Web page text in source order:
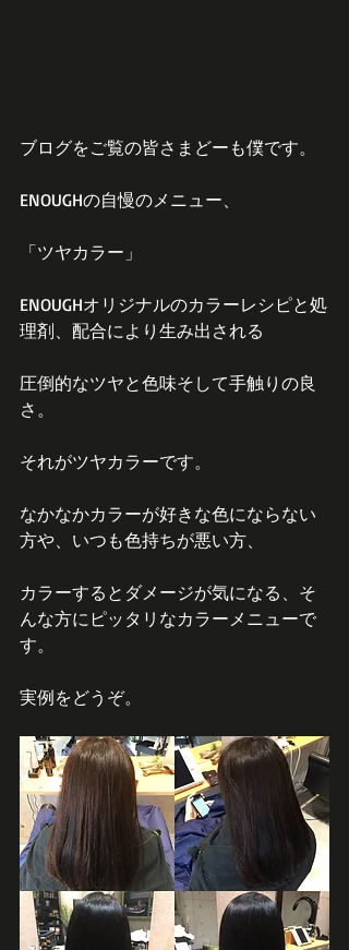
ブログをご覧の皆さまどーも僕です。
ENOUGHの自慢のメニュー、
「ツヤカラー」
ENOUGHオリジナルのカラーレシピと処
理剤、配合により生み出される
圧倒的なツヤと色味そして手触りの良
さ。
それがツヤカラーです。
なかなかカラーが好きな色にならない
方や、いつも色持ちが悪い方、
カラーするとダメージが気になる、そ
んな方にピッタリなカラーメニューで
す。
実例をどうぞ。